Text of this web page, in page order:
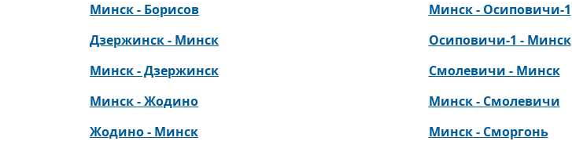
Минск - Борисов
Дзержинск - Минск
Минск - Дзержинск
Минск - Жодино
Жодино - Минск
Минск - Осиповичи-1
Осиповичи-1 - Минск
Смолевичи - Минск
Минск - Смолевичи
Минск - Сморгонь